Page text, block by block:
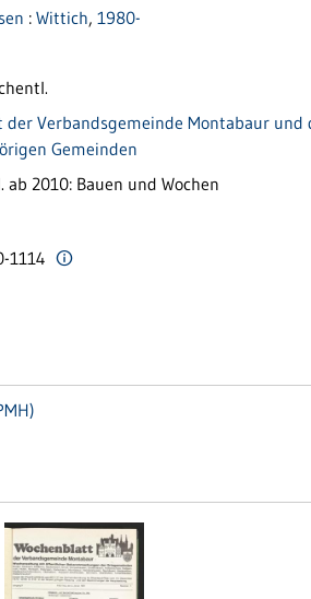
: Wittich, 1980-
der Verbandsgemeinde Montabaur und
Gemeinden
ab 2010: Bauen und Wochen
1114